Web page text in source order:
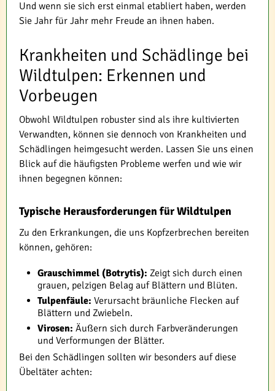
Und wenn sie sich erst einmal etabliert haben, werden
Sie Jahr für Jahr mehr Freude an ihnen haben.
Krankheiten und Schädlinge bei
Wildtulpen: Erkennen und
Vorbeugen
Obwohl Wildtulpen robuster sind als ihre kultivierten
Verwandten, können sie dennoch von Krankheiten und
Schädlingen heimgesucht werden. Lassen Sie uns einen
Blick auf die häufigsten Probleme werfen und wie wir
ihnen begegnen können:
Typische Herausforderungen für Wildtulpen
Zu den Erkrankungen, die uns Kopfzerbrechen bereiten
können, gehören:
Grauschimmel (Botrytis): Zeigt sich durch einen
grauen, pelzigen Belag auf Blättern und Blüten.
Tulpenfäule: Verursacht bräunliche Flecken auf
Blättern und Zwiebeln.
Virosen: Äußern sich durch Farbveränderungen
und Verformungen der Blätter.
Bei den Schädlingen sollten wir besonders auf diese
Übeltäter achten: